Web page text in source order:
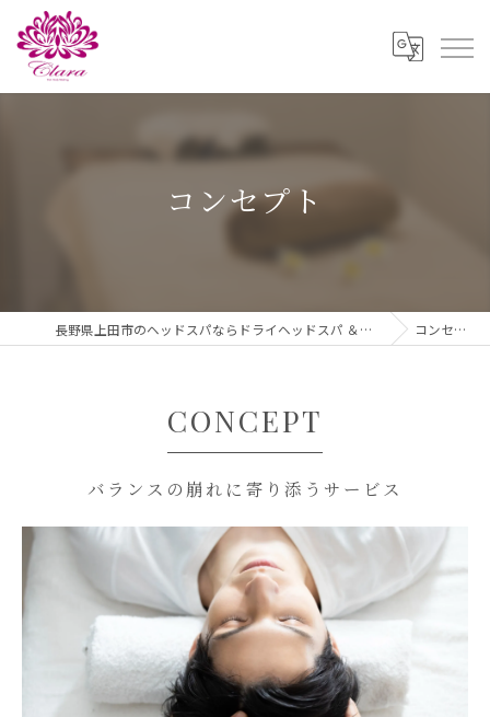
コンセプト
長野県上田市のヘッドスパならドライヘッドスパ ＆ダイエットClara コンセプト
バランスの崩れに寄り添うサービス
CONCEPT